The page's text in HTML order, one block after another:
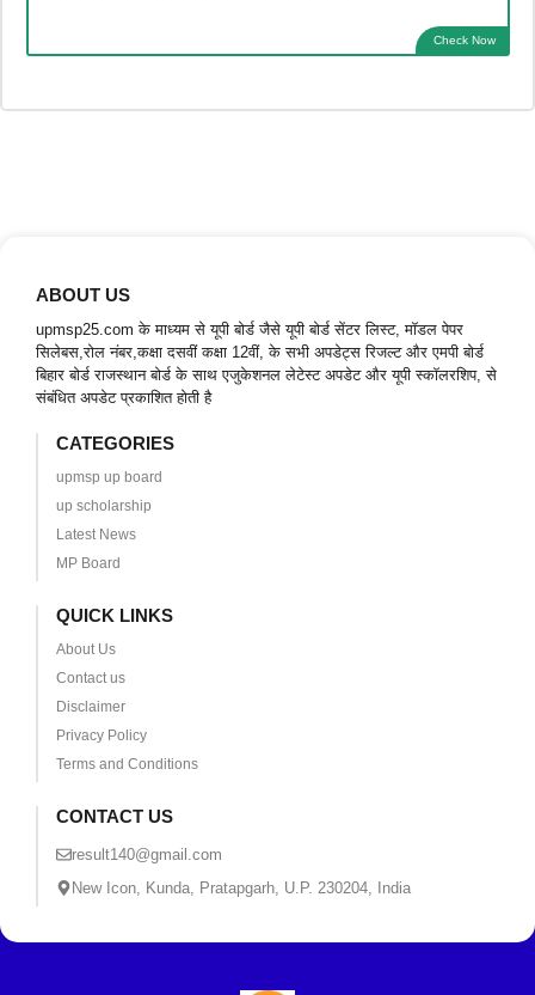
Check Now
ABOUT US
upmsp25.com के माध्यम से यूपी बोर्ड जैसे यूपी बोर्ड सेंटर लिस्ट, मॉडल पेपर
सिलेबस,रोल नंबर,कक्षा दसवीं कक्षा 12वीं, के सभी अपडेट्स रिजल्ट और एमपी बोर्ड
बिहार बोर्ड राजस्थान बोर्ड के साथ एजुकेशनल लेटेस्ट अपडेट और यूपी स्कॉलरशिप, से
संबंधित अपडेट प्रकाशित होती है
CATEGORIES
upmsp up board
up scholarship
Latest News
MP Board
QUICK LINKS
About Us
Contact us
Disclaimer
Privacy Policy
Terms and Conditions
CONTACT US
result140@gmail.com
New Icon, Kunda, Pratapgarh, U.P. 230204, India